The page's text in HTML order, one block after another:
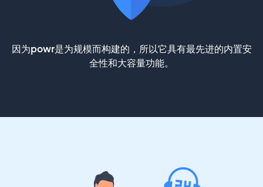
因为powr是为规模而构建的，所以它具有最先进的内置安
全性和大容量功能。